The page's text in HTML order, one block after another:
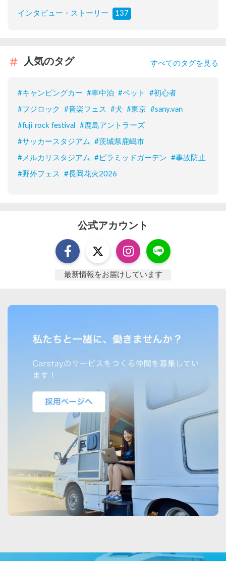
インタビュー・ストーリー 137
人気のタグ すべてのタグを見る
#キャンピングカー #車中泊 #ペット #初心者
#フジロック #音楽フェス #犬 #東京 #sany.van
#fuji rock festival #鹿島アントラーズ
#サッカースタジアム #茨城県鹿嶋市
#メルカリスタジアム #ピラミッドガーデン #事故防止
#野外フェス #長岡花火2026
公式アカウント
最新情報をお届けしています